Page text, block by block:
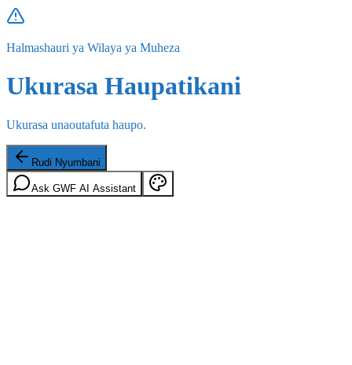
Halmashauri ya Wilaya ya Muheza
Ukurasa Haupatikani
Ukurasa unaoutafuta haupo.
Rudi Nyumbani
Ask GWF AI Assistant